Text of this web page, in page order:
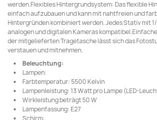
werden.Flexibles Hintergrundsystem: Das flexible
einfach aufzubauen und kann mit nahtfreien und
Hintergründen kombiniert werden. Jedes Stativ mit
analogen und digitalen Kameras
der mitgelieferten Tragetasche lässt sich das
verstauen und mitnehmen.
Beleuchtung:
Lampen:
Farbtemperatur: 5500 Kelvin
Lampenleistung: 13 Watt pro Lampe (LED-
Wirkleistung beträgt 50 W
Lampenfassung: E27
Schirm: